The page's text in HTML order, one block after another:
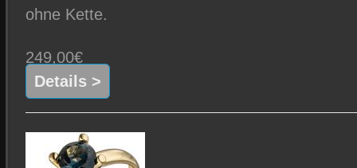
ohne Kette.
249,00€
Details >